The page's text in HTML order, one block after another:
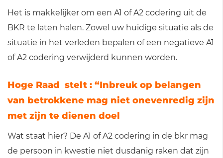
Het is makkelijker om een A1 of A2 codering uit de
BKR te laten halen. Zowel uw huidige situatie als de
situatie in het verleden bepalen of een negatieve A1
of A2 codering verwijderd kunnen worden.
Hoge Raad stelt : “Inbreuk op belangen
van betrokkene mag niet onevenredig zijn
met zijn te dienen doel
Wat staat hier? De A1 of A2 codering in de bkr mag
de persoon in kwestie niet dusdanig raken dat zijn